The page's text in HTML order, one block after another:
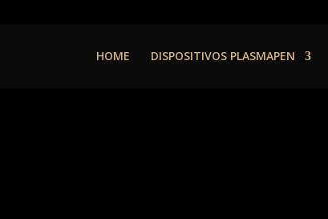
HOME DISPOSITIVOS PLASMAPEN